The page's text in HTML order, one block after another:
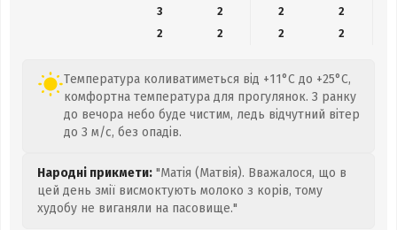
3
2 2
2
2
2 2 2
Температура коливатиметься від +11°C до +25°C,
комфортна температура для прогулянок. З ранку
до вечора небо буде чистим, ледь відчутний вітер
до 3 м/с, без опадів.
Народні прикмети: "Матія (Матвія). Вважалося, що в
цей день змії висмоктують молоко з корів, тому
худобу не виганяли на пасовище."